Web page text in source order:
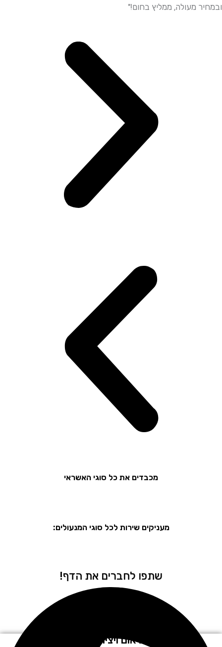
מעולה, ממליץ בחום!"
מכבדים את כל סוגי האשראי
מעניקים שירות לכל סוגי המנעולים:
שתפו לחברים את הדף!
לתיאום ויצירת קשר